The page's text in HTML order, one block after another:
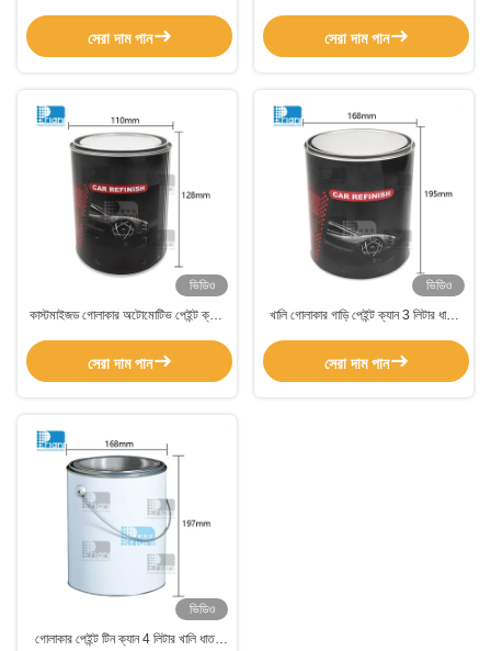
হ্যান্ডলিং এবং বিতরণ প্রক্রিয়াগুলিকে সমর্থন করে
সেরা দাম পান
বালতি
সেরা দাম পান
ভিডিও
কাস্টমাইজড গোলাকার অটোমোটিভ পেইন্ট ক্যান,
সেরা দাম পান
ভিডিও
খালি গোলাকার গাড়ি পেইন্ট ক্যান 3 লিটার ধাতব
সেরা দাম পান
ভিডিও
গোলাকার পেইন্ট টিন ক্যান 4 লিটার খালি ধাতব